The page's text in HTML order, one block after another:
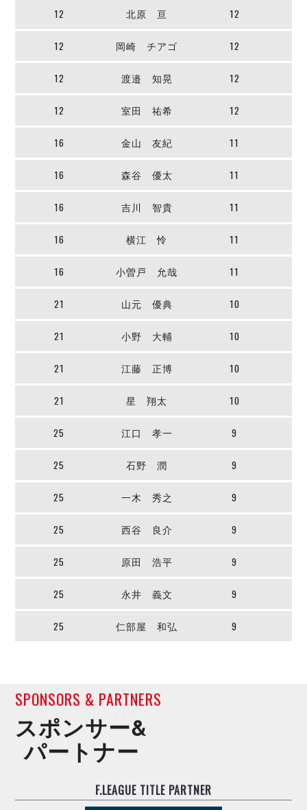
シュライカー大阪
選手の通算記録（Ｆ２）
マルバ水戸FC
Y．S．C．C．横浜
ヴィンセドール白山
デウソン神戸
ミラクルスマイル新居浜
12 北原 亘 12
12 岡崎 チアゴ 12
12 渡邉 知晃 12
12 室田 祐希 12
16 金山 友紀 11
16 森谷 優太 11
16 吉川 智貴 11
16 横江 怜 11
16 小曽戸 允哉 11
21 山元 優典 10
21 小野 大輔 10
21 江藤 正博 10
21 星 翔太 10
25 江口 孝一 9
25 石野 潤 9
25 一木 秀之 9
25 西谷 良介 9
25 原田 浩平 9
25 永井 義文 9
25 仁部屋 和弘 9
SPONSORS & PARTNERS
スポンサー&
パートナー
F.LEAGUE TITLE PARTNER